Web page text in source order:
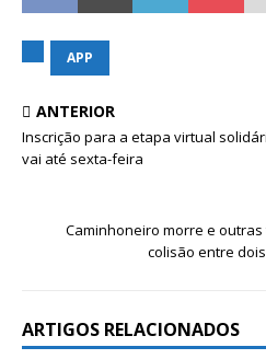
APP
ANTERIOR
Inscrição para a etapa virtual
vai até sexta-feira
Caminhoneiro morre e
colisão entre
ARTIGOS RELACIONADOS